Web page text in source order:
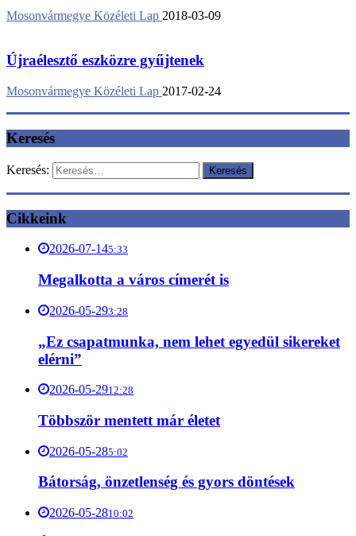
Mosonvármegye Közéleti Lap 2018-03-09
Újraélesztő eszközre gyűjtenek
Mosonvármegye Közéleti Lap 2017-02-24
Keresés
Keresés:
Cikkeink
2026-07-145:33
Megalkotta a város címerét is
2026-05-293:28
„Ez csapatmunka, nem lehet egyedül sikereket
elérni”
2026-05-2912:28
Többször mentett már életet
2026-05-285:02
Bátorság, önzetlenség és gyors döntések
2026-05-2810:02